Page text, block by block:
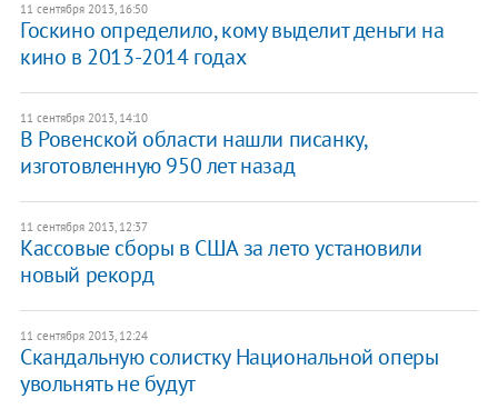
11 сентября 2013, 16:50
Госкино определило, кому выделит деньги на
кино в 2013-2014 годах
11 сентября 2013, 14:10
В Ровенской области нашли писанку,
изготовленную 950 лет назад
11 сентября 2013, 12:37
Кассовые сборы в США за лето установили
новый рекорд
11 сентября 2013, 12:24
Скандальную солистку Национальной оперы
увольнять не будут